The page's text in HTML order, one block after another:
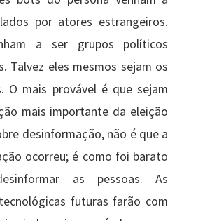
por atores estrangeiros.
a ser grupos políticos
Talvez eles mesmos sejam os
O mais provável é que sejam
mais importante da eleição
desinformação, não é que a
ocorreu; é como foi barato
as pessoas. As
futuras farão com